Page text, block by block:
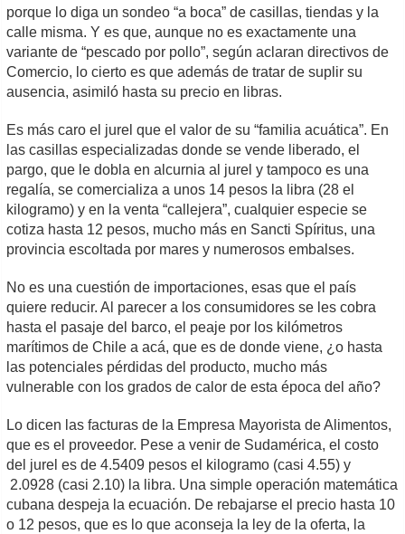
porque lo diga un sondeo “a boca” de casillas, tiendas y la
calle misma. Y es que, aunque no es exactamente una
variante de “pescado por pollo”, según aclaran directivos de
Comercio, lo cierto es que además de tratar de suplir su
ausencia, asimiló hasta su precio en libras.
Es más caro el jurel que el valor de su “familia acuática”. En
las casillas especializadas donde se vende liberado, el
pargo, que le dobla en alcurnia al jurel y tampoco es una
regalía, se comercializa a unos 14 pesos la libra (28 el
kilogramo) y en la venta “callejera”, cualquier especie se
cotiza hasta 12 pesos, mucho más en Sancti Spíritus, una
provincia escoltada por mares y numerosos embalses.
No es una cuestión de importaciones, esas que el país
quiere reducir. Al parecer a los consumidores se les cobra
hasta el pasaje del barco, el peaje por los kilómetros
marítimos de Chile a acá, que es de donde viene, ¿o hasta
las potenciales pérdidas del producto, mucho más
vulnerable con los grados de calor de esta época del año?
Lo dicen las facturas de la Empresa Mayorista de Alimentos,
que es el proveedor. Pese a venir de Sudamérica, el costo
del jurel es de 4.5409 pesos el kilogramo (casi 4.55) y
2.0928 (casi 2.10) la libra. Una simple operación matemática
cubana despeja la ecuación. De rebajarse el precio hasta 10
o 12 pesos, que es lo que aconseja la ley de la oferta, la